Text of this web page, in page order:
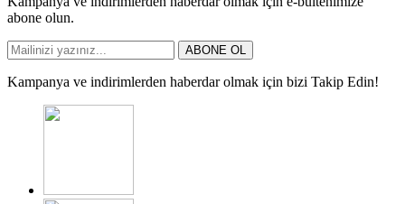
abone olun.
ABONE OL
Kampanya ve indirimlerden haberdar olmak için bizi Takip Edin!